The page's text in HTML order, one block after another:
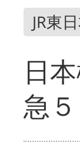
JR東
日
急